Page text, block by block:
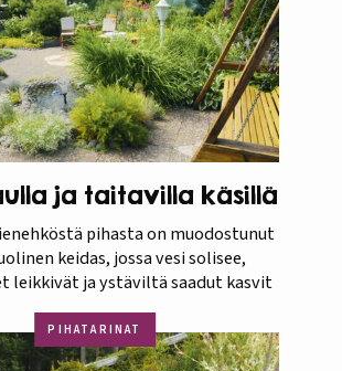
ja taitavilla käsillä
pihasta on muodostunut
keidas, jossa vesi solisee,
leikkivät ja ystäviltä saadut kasvit
PIHATARINAT